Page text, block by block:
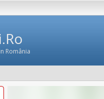
România